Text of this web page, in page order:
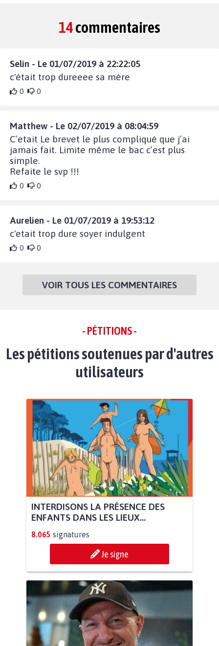
14commentaires
Selin - Le 01/07/2019 à 22:22:05
c'était trop dureeee sa mère
0 0
Matthew - Le 02/07/2019 à 08:04:59
C’etait Le brevet le plus compliqué que j’ai
jamais fait. Limite même le bac c’est plus
simple.
Refaite le svp !!!
0 0
Aurelien - Le 01/07/2019 à 19:53:12
c'etait trop dure soyer indulgent
0 0
VOIR TOUS LES COMMENTAIRES
- PÉTITIONS -
Les pétitions soutenues par d'autres
utilisateurs
INTERDISONS LA PRÉSENCE DES
ENFANTS DANS LES LIEUX...
8.065 signatures
Je signe